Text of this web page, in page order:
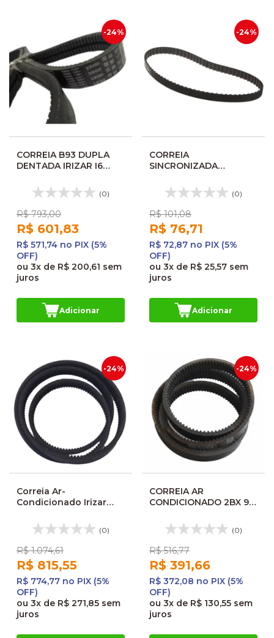
-24%
CORREIA B93 DUPLA
DENTADA IRIZAR I6
(0)
R$ 793,00
R$ 601,83
R$ 571,74 no PIX (5%
OFF)
ou 3x de R$ 200,61 sem
juros
Adicionar
-24%
CORREIA
SINCRONIZADA
150XL 11M 207835
36150XL037
(0)
R$ 101,08
R$ 76,71
R$ 72,87 no PIX (5%
OFF)
ou 3x de R$ 25,57 sem
juros
Adicionar
-24%
Correia Ar-
Condicionado Irizar
Dentada
(0)
R$ 1.074,61
R$ 815,55
R$ 774,77 no PIX (5%
OFF)
ou 3x de R$ 271,85 sem
juros
-24%
CORREIA AR
CONDICIONADO 2BX 96
AHCB96D 2BX96
(0)
R$ 516,77
R$ 391,66
R$ 372,08 no PIX (5%
OFF)
ou 3x de R$ 130,55 sem
juros